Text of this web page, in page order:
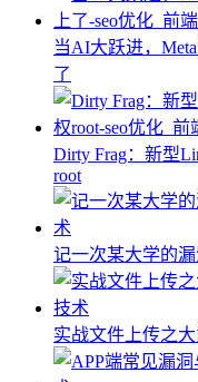
当AI大跃进，
了
Dirty Frag：新型
root
记一次某大学的
实战文件上传之